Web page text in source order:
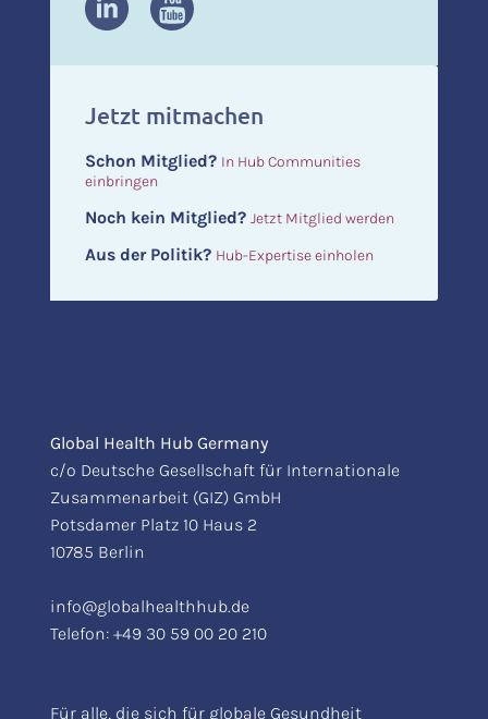
Jetzt mitmachen
Schon Mitglied? In Hub Communities
einbringen
Noch kein Mitglied? Jetzt Mitglied werden
Aus der Politik? Hub-Expertise einholen
Global Health Hub Germany
c/o Deutsche Gesellschaft für Internationale
Zusammenarbeit (GIZ) GmbH
Potsdamer Platz 10 Haus 2
10785 Berlin
info@globalhealthhub.de
Telefon: +49 30 59 00 20 210
Für alle, die sich für globale Gesundheit